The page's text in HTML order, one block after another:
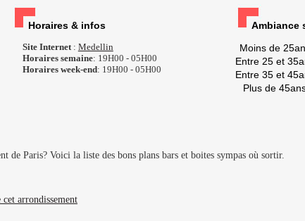
Horaires & infos
Site Internet: Medellin
Horaires semaine: 19H00 - 05H00
Horaires week-end: 19H00 - 05H00
Ambiance
Moins de
Entre 25 et
Entre 35 et
Plus de
de Paris? Voici la liste des bons plans bars et boites sympas où sortir.
cet arrondissement